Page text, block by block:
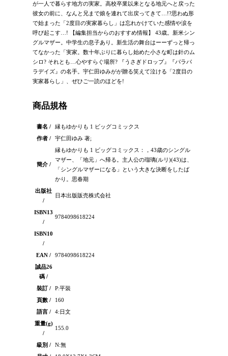
が一人で暮らす地方の実家。高校卒業以来となる地元へと戻った
彼女の前に、なんと兄まで娘を連れて出戻ってきて…!?思わぬ形
で始まった「2度目の実家暮らし」は忘れかけていた感情や涙を
呼び起こす…! 【編集担当からのおすすめ情報】 43歳。新米シン
グルマザー。中学生の息子あり。新生活の舞台はーーずっと帰っ
てなかった「実家。数十年ぶりに暮らし始めた小さな町は針のム
シロ? それとも…心やすらぐ場所? 『うさぎドロップ』『パラパ
ラデイズ』の名手。宇仁田ゆみがが贈る笑えて泣ける「2度目の
実家暮らし」、ぜひご一読のほどを!
商品規格
書名 /
縁もゆかりも 1 ビッグコミックス
作者 /
宇仁田ゆみ 著;
簡介 /
縁もゆかりも 1 ビッグコミックス：，43歳のシングル
マザー、「地元」へ帰る。主人公の瑠璃(ルリ)(43)は、
「シングルマザーになる」という大きな決断をしたば
かり。思春期
出版社
/
日本出版販売株式会社
ISBN13
/
9784098618224
ISBN10
/
EAN /
9784098618224
誠品26
碼 /
裝訂 /
P:平裝
頁數 /
160
語言 /
4:日文
重量(g)
/
155.0
級別 /
N:無